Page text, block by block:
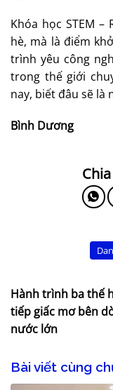
Khóa học STEM
hè, mà là điểm
trình yêu công
trong thế giới
nay, biết đâu sẽ
Bình Dương
Hành trình ba thế
tiếp giấc mơ bên
nước lớn
Bài viết cùng